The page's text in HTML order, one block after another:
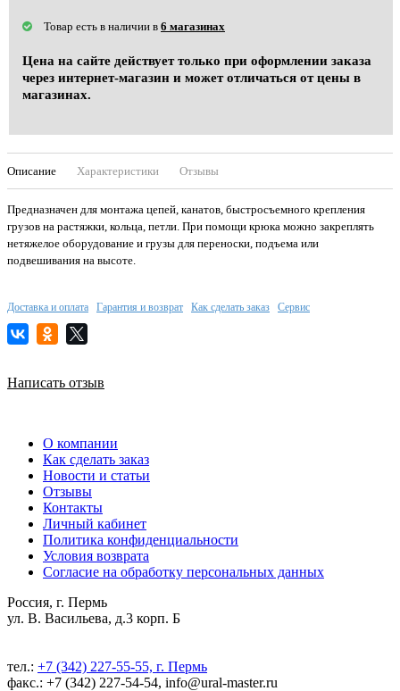
Товар есть в наличии в 6 магазинах
Цена на сайте действует только при оформлении заказа
через интернет-магазин и может отличаться от цены в
магазинах.
Описание Характеристики Отзывы
Предназначен для монтажа цепей, канатов, быстросъемного крепления
грузов на растяжки, кольца, петли. При помощи крюка можно закреплять
нетяжелое оборудование и грузы для переноски, подъема или
подвешивания на высоте.
Доставка и оплата Гарантия и возврат Как сделать заказ Сервис
Написать отзыв
О компании
Как сделать заказ
Новости и статьи
Отзывы
Контакты
Личный кабинет
Политика конфиденциальности
Условия возврата
Согласие на обработку персональных данных
Россия, г. Пермь
ул. В. Васильева, д.3 корп. Б
тел.: +7 (342) 227-55-55, г. Пермь
факс.: +7 (342) 227-54-54, info@ural-master.ru